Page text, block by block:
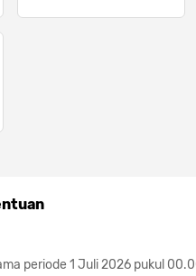
periode 1 Juli 2026 pukul